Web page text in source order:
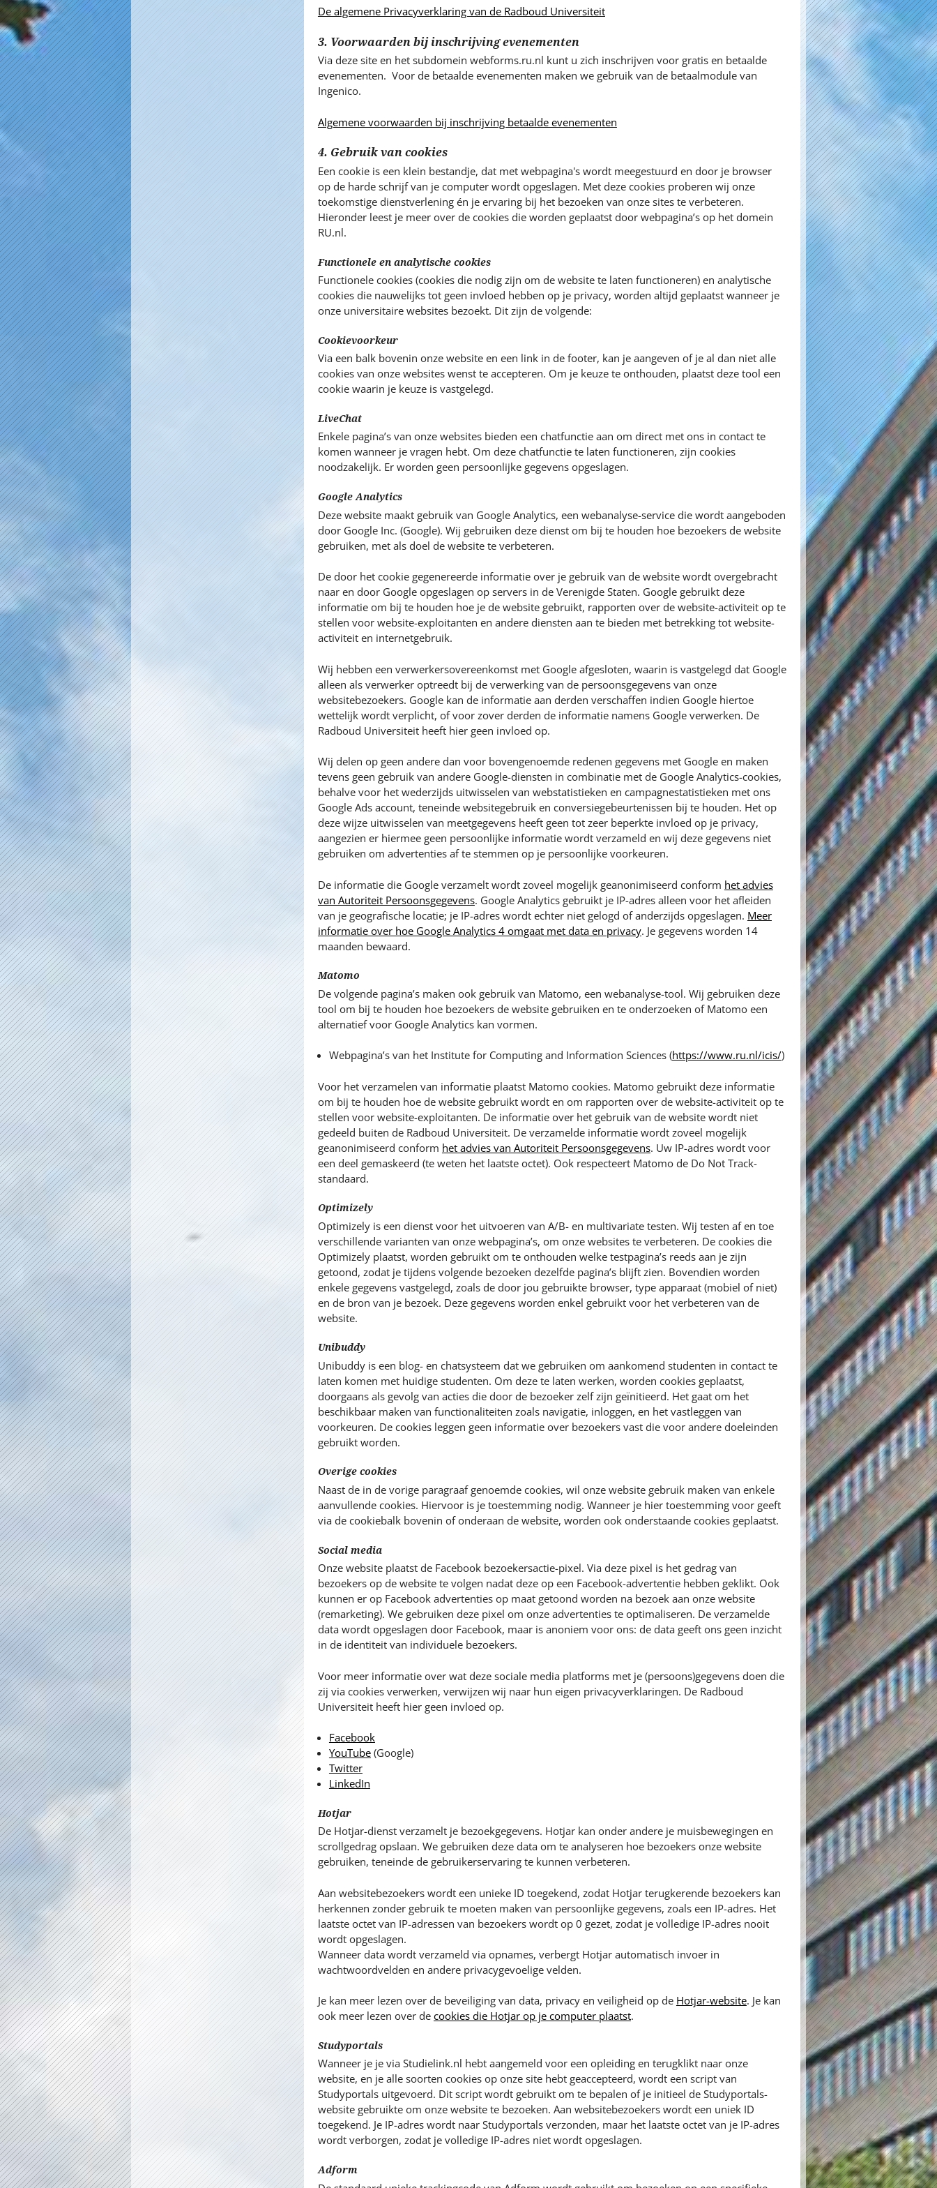
De algemene Privacyverklaring van de Radboud Universiteit
3. Voorwaarden bij inschrijving evenementen
Via deze site en het subdomein webforms.ru.nl kunt u zich inschrijven voor gratis en betaalde
evenementen. Voor de betaalde evenementen maken we gebruik van de betaalmodule van
Ingenico.
Algemene voorwaarden bij inschrijving betaalde evenementen
4. Gebruik van cookies
Een cookie is een klein bestandje, dat met webpagina's wordt meegestuurd en door je browser
op de harde schrijf van je computer wordt opgeslagen. Met deze cookies proberen wij onze
toekomstige dienstverlening én je ervaring bij het bezoeken van onze sites te verbeteren.
Hieronder leest je meer over de cookies die worden geplaatst door webpagina’s op het domein
RU.nl.
Functionele en analytische cookies
Functionele cookies (cookies die nodig zijn om de website te laten functioneren) en analytische
cookies die nauwelijks tot geen invloed hebben op je privacy, worden altijd geplaatst wanneer je
onze universitaire websites bezoekt. Dit zijn de volgende:
Cookievoorkeur
Via een balk bovenin onze website en een link in de footer, kan je aangeven of je al dan niet alle
cookies van onze websites wenst te accepteren. Om je keuze te onthouden, plaatst deze tool een
cookie waarin je keuze is vastgelegd.
LiveChat
Enkele pagina’s van onze websites bieden een chatfunctie aan om direct met ons in contact te
komen wanneer je vragen hebt. Om deze chatfunctie te laten functioneren, zijn cookies
noodzakelijk. Er worden geen persoonlijke gegevens opgeslagen.
Google Analytics
Deze website maakt gebruik van Google Analytics, een webanalyse-service die wordt aangeboden
door Google Inc. (Google). Wij gebruiken deze dienst om bij te houden hoe bezoekers de website
gebruiken, met als doel de website te verbeteren.
De door het cookie gegenereerde informatie over je gebruik van de website wordt overgebracht
naar en door Google opgeslagen op servers in de Verenigde Staten. Google gebruikt deze
informatie om bij te houden hoe je de website gebruikt, rapporten over de website-activiteit op te
stellen voor website-exploitanten en andere diensten aan te bieden met betrekking tot website-
activiteit en internetgebruik.
Wij hebben een verwerkersovereenkomst met Google afgesloten, waarin is vastgelegd dat Google
alleen als verwerker optreedt bij de verwerking van de persoonsgegevens van onze
websitebezoekers. Google kan de informatie aan derden verschaffen indien Google hiertoe
wettelijk wordt verplicht, of voor zover derden de informatie namens Google verwerken. De
Radboud Universiteit heeft hier geen invloed op.
Wij delen op geen andere dan voor bovengenoemde redenen gegevens met Google en maken
tevens geen gebruik van andere Google-diensten in combinatie met de Google Analytics-cookies,
behalve voor het wederzijds uitwisselen van webstatistieken en campagnestatistieken met ons
Google Ads account, teneinde websitegebruik en conversiegebeurtenissen bij te houden. Het op
deze wijze uitwisselen van meetgegevens heeft geen tot zeer beperkte invloed op je privacy,
aangezien er hiermee geen persoonlijke informatie wordt verzameld en wij deze gegevens niet
gebruiken om advertenties af te stemmen op je persoonlijke voorkeuren.
De informatie die Google verzamelt wordt zoveel mogelijk geanonimiseerd conform het advies
van Autoriteit Persoonsgegevens. Google Analytics gebruikt je IP-adres alleen voor het afleiden
van je geografische locatie; je IP-adres wordt echter niet gelogd of anderzijds opgeslagen. Meer
informatie over hoe Google Analytics 4 omgaat met data en privacy. Je gegevens worden 14
maanden bewaard.
Matomo
De volgende pagina’s maken ook gebruik van Matomo, een webanalyse-tool. Wij gebruiken deze
tool om bij te houden hoe bezoekers de website gebruiken en te onderzoeken of Matomo een
alternatief voor Google Analytics kan vormen.
Webpagina’s van het Institute for Computing and Information Sciences (https://www.ru.nl/icis/)
Voor het verzamelen van informatie plaatst Matomo cookies. Matomo gebruikt deze informatie
om bij te houden hoe de website gebruikt wordt en om rapporten over de website-activiteit op te
stellen voor website-exploitanten. De informatie over het gebruik van de website wordt niet
gedeeld buiten de Radboud Universiteit. De verzamelde informatie wordt zoveel mogelijk
geanonimiseerd conform het advies van Autoriteit Persoonsgegevens. Uw IP-adres wordt voor
een deel gemaskeerd (te weten het laatste octet). Ook respecteert Matomo de Do Not Track-
standaard.
Optimizely
Optimizely is een dienst voor het uitvoeren van A/B- en multivariate testen. Wij testen af en toe
verschillende varianten van onze webpagina’s, om onze websites te verbeteren. De cookies die
Optimizely plaatst, worden gebruikt om te onthouden welke testpagina’s reeds aan je zijn
getoond, zodat je tijdens volgende bezoeken dezelfde pagina’s blijft zien. Bovendien worden
enkele gegevens vastgelegd, zoals de door jou gebruikte browser, type apparaat (mobiel of niet)
en de bron van je bezoek. Deze gegevens worden enkel gebruikt voor het verbeteren van de
website.
Unibuddy
Unibuddy is een blog- en chatsysteem dat we gebruiken om aankomend studenten in contact te
laten komen met huidige studenten. Om deze te laten werken, worden cookies geplaatst,
doorgaans als gevolg van acties die door de bezoeker zelf zijn geïnitieerd. Het gaat om het
beschikbaar maken van functionaliteiten zoals navigatie, inloggen, en het vastleggen van
voorkeuren. De cookies leggen geen informatie over bezoekers vast die voor andere doeleinden
gebruikt worden.
Overige cookies
Naast de in de vorige paragraaf genoemde cookies, wil onze website gebruik maken van enkele
aanvullende cookies. Hiervoor is je toestemming nodig. Wanneer je hier toestemming voor geeft
via de cookiebalk bovenin of onderaan de website, worden ook onderstaande cookies geplaatst.
Social media
Onze website plaatst de Facebook bezoekersactie-pixel. Via deze pixel is het gedrag van
bezoekers op de website te volgen nadat deze op een Facebook-advertentie hebben geklikt. Ook
kunnen er op Facebook advertenties op maat getoond worden na bezoek aan onze website
(remarketing). We gebruiken deze pixel om onze advertenties te optimaliseren. De verzamelde
data wordt opgeslagen door Facebook, maar is anoniem voor ons: de data geeft ons geen inzicht
in de identiteit van individuele bezoekers.
Voor meer informatie over wat deze sociale media platforms met je (persoons)gegevens doen die
zij via cookies verwerken, verwijzen wij naar hun eigen privacyverklaringen. De Radboud
Universiteit heeft hier geen invloed op.
Facebook
YouTube(Google)
Twitter
LinkedIn
Hotjar
De Hotjar-dienst verzamelt je bezoekgegevens. Hotjar kan onder andere je muisbewegingen en
scrollgedrag opslaan. We gebruiken deze data om te analyseren hoe bezoekers onze website
gebruiken, teneinde de gebruikerservaring te kunnen verbeteren.
Aan websitebezoekers wordt een unieke ID toegekend, zodat Hotjar terugkerende bezoekers kan
herkennen zonder gebruik te moeten maken van persoonlijke gegevens, zoals een IP-adres. Het
laatste octet van IP-adressen van bezoekers wordt op 0 gezet, zodat je volledige IP-adres nooit
wordt opgeslagen.
Wanneer data wordt verzameld via opnames, verbergt Hotjar automatisch invoer in
wachtwoordvelden en andere privacygevoelige velden.
Je kan meer lezen over de beveiliging van data, privacy en veiligheid op de Hotjar-website. Je kan
ook meer lezen over de cookies die Hotjar op je computer plaatst.
Studyportals
Wanneer je je via Studielink.nl hebt aangemeld voor een opleiding en terugklikt naar onze
website, en je alle soorten cookies op onze site hebt geaccepteerd, wordt een script van
Studyportals uitgevoerd. Dit script wordt gebruikt om te bepalen of je initieel de Studyportals-
website gebruikte om onze website te bezoeken. Aan websitebezoekers wordt een uniek ID
toegekend. Je IP-adres wordt naar Studyportals verzonden, maar het laatste octet van je IP-adres
wordt verborgen, zodat je volledige IP-adres niet wordt opgeslagen.
Adform